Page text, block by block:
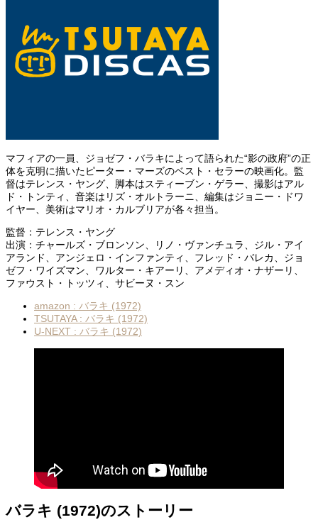
マフィアの一員、ジョゼフ・バラキによって語られた“影の政府”の正
体を克明に描いたピーター・マーズのベスト・セラーの映画化。監
督はテレンス・ヤング、脚本はスティーブン・ゲラー、撮影はアル
ド・トンティ、音楽はリズ・オルトラーニ、編集はジョニー・ドワ
イヤー、美術はマリオ・カルブリアが各々担当。
監督：テレンス・ヤング
出演：チャールズ・ブロンソン、リノ・ヴァンチュラ、ジル・アイ
アランド、アンジェロ・インファンティ、フレッド・バレカ、ジョ
ゼフ・ワイズマン、ワルター・キアーリ、アメディオ・ナザーリ、
ファウスト・トッツィ、サビーヌ・スン
amazon : バラキ (1972)
TSUTAYA : バラキ (1972)
U-NEXT : バラキ (1972)
バラキ (1972)のストーリー